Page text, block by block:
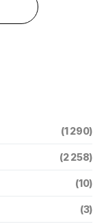
(1 290)
(2 258)
(10)
(3)